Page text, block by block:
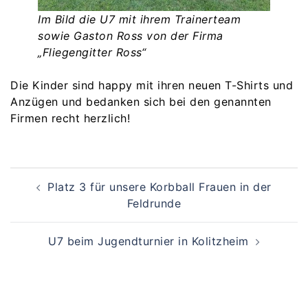
Im Bild die U7 mit ihrem Trainerteam
sowie Gaston Ross von der Firma
„Fliegengitter Ross“
Die Kinder sind happy mit ihren neuen T-Shirts und
Anzügen und bedanken sich bei den genannten
Firmen recht herzlich!
Platz 3 für unsere Korbball Frauen in der
Feldrunde
U7 beim Jugendturnier in Kolitzheim